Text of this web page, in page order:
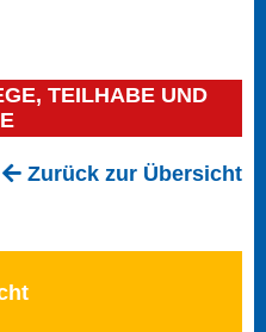
TEILHABE UND
Zurück zur Übersicht